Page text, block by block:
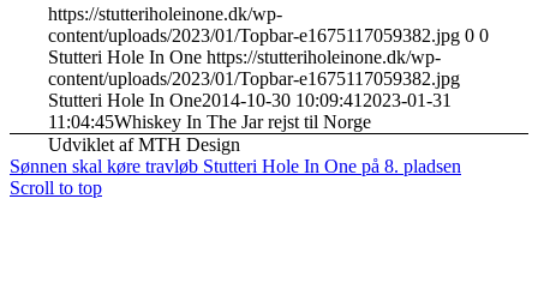
https://stutteriholeinone.dk/wp-
content/uploads/2023/01/Topbar-e1675117059382.jpg 0 0
Stutteri Hole In One https://stutteriholeinone.dk/wp-
content/uploads/2023/01/Topbar-e1675117059382.jpg
Stutteri Hole In One2014-10-30 10:09:41 2023-01-31
11:04:45Whiskey In The Jar rejst til Norge
Udviklet af MTH Design
Sønnen skal køre travløb Stutteri Hole In One på 8. pladsen
Scroll to top